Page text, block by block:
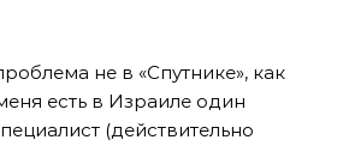
не в «Спутнике», как
есть в Израиле один
(действительно